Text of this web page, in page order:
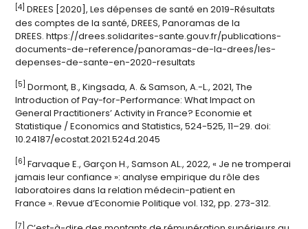
[4] DREES [2020],Les dépenses de santé en 2019-Résultats
des comptes de la santé, DREES,Panoramas de la
DREES.https://drees.solidarites-sante.gouv.fr/publications-
documents-de-reference/panoramas-de-la-drees/les-
depenses-de-sante-en-2020-resultats
[5] Dormont, B., Kingsada, A. & Samson, A.-L., 2021, The
Introduction of Pay-for-Performance: What Impact on
General Practitioners’ Activity in France?Economie et
Statistique / Economics and Statistics, 524-525, 11–29. doi:
10.24187/ecostat.2021.524d.2045
[6] Farvaque E., Garçon H., Samson AL., 2022, « Je ne tromperai
jamais leur confiance »: analyse empirique du rôle des
laboratoires dans la relation médecin-patient en
France ».Revue d’Economie Politiquevol. 132, pp. 273-312.
[7]